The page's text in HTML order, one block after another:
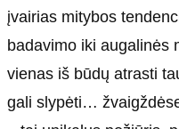
įvairias mitybos
badavimo iki augalinės
vienas iš būdų atrasti
gali slypėti…